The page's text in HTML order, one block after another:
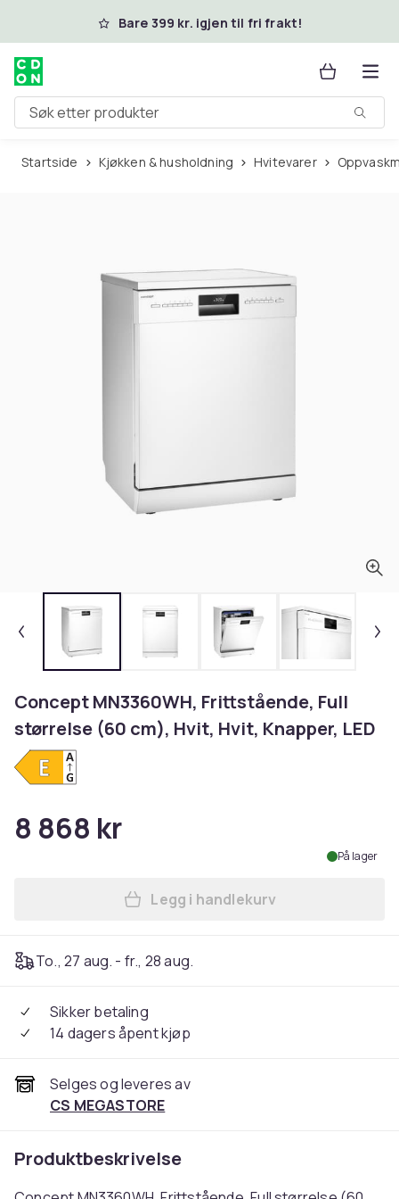
Hopp til hovedinnholdBare 399 kr. igjen til fri frakt!
Søk etter produkter
Startside Kjøkken & husholdning Hvitevarer
Concept MN3360WH, Frittstående, Full
størrelse (60 cm), Hvit, Hvit, Knapper, LED
8 868 kr
På lager
Legg Concept
Legg i handlekurv
To., 27 aug. - fr., 28 aug.
Sikker betaling
14 dagers åpent kjøp
Selges og leveres av
CS MEGASTORE
Produktbeskrivelse